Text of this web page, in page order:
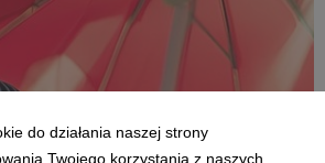
do działania naszej strony
Twojego korzystania z naszych